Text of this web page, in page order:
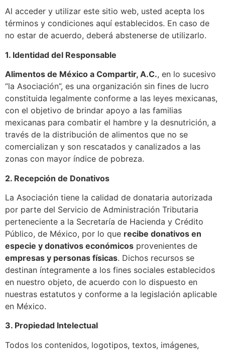
Al acceder y utilizar este sitio web, usted acepta los
términos y condiciones aquí establecidos. En caso de
no estar de acuerdo, deberá abstenerse de utilizarlo.
1. Identidad del Responsable
Alimentos de México a Compartir, A.C., en lo sucesivo
“la Asociación”, es una organización sin fines de lucro
constituida legalmente conforme a las leyes mexicanas,
con el objetivo de brindar apoyo a las familias
mexicanas para combatir el hambre y la desnutrición, a
través de la distribución de alimentos que no se
comercializan y son rescatados y canalizados a las
zonas con mayor índice de pobreza.
2. Recepción de Donativos
La Asociación tiene la calidad de donataria autorizada
por parte del Servicio de Administración Tributaria
perteneciente a la Secretaría de Hacienda y Crédito
Público, de México, por lo que recibe donativos en
especie y donativos económicos provenientes de
empresas y personas físicas. Dichos recursos se
destinan íntegramente a los fines sociales establecidos
en nuestro objeto, de acuerdo con lo dispuesto en
nuestras estatutos y conforme a la legislación aplicable
en México.
3. Propiedad Intelectual
Todos los contenidos, logotipos, textos, imágenes,